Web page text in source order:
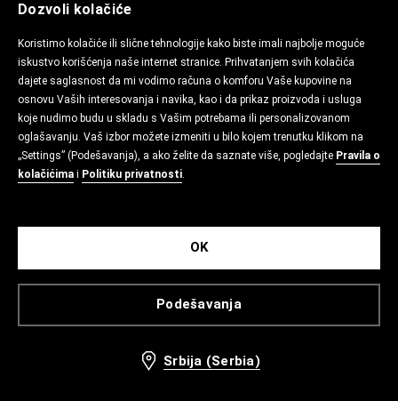
Dozvoli kolačiće
Koristimo kolačiće ili slične tehnologije kako biste imali najbolje moguće
iskustvo korišćenja naše internet stranice. Prihvatanjem svih kolačića
dajete saglasnost da mi vodimo računa o komforu Vaše kupovine na
osnovu Vaših interesovanja i navika, kao i da prikaz proizvoda i usluga
koje nudimo budu u skladu s Vašim potrebama ili personalizovanom
oglašavanju. Vaš izbor možete izmeniti u bilo kojem trenutku klikom na
„Settings” (Podešavanja), a ako želite da saznate više, pogledajte Pravila o
kolačićima i Politiku privatnosti.
Podešavanja
OK
Srbija (Serbia)